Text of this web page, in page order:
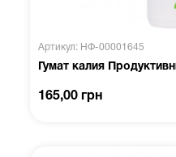
Артикул: НФ-00001645
Гумат калия
165,00 грн